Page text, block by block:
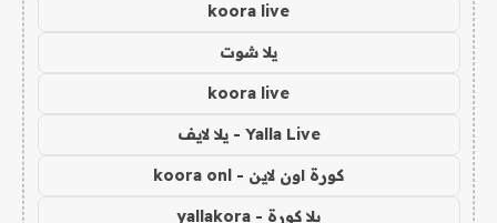
koora live
يلا شوت
koora live
Yalla Live - يلا لايف
كورة اون لاين - koora onl
يلا كورة - yallakora